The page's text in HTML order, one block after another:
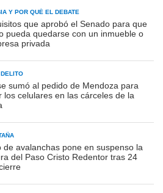
Y POR QUÉ EL DEBATE
que aprobó el Senado para que
pueda quedarse con un inmueble o
privada
sumó al pedido de Mendoza para
los celulares en las cárceles de la
de avalanchas pone en suspenso la
del Paso Cristo Redentor tras 24